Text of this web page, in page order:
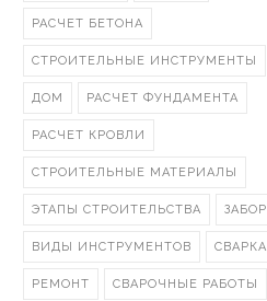
РАСЧЕТ БЕТОНА
СТРОИТЕЛЬНЫЕ ИНСТРУМЕНТЫ
ДОМ РАСЧЕТ ФУНДАМЕНТА
РАСЧЕТ КРОВЛИ
СТРОИТЕЛЬНЫЕ МАТЕРИАЛЫ
ЭТАПЫ СТРОИТЕЛЬСТВА ЗАБОР
ВИДЫ ИНСТРУМЕНТОВ СВАРКА
РЕМОНТ СВАРОЧНЫЕ РАБОТЫ